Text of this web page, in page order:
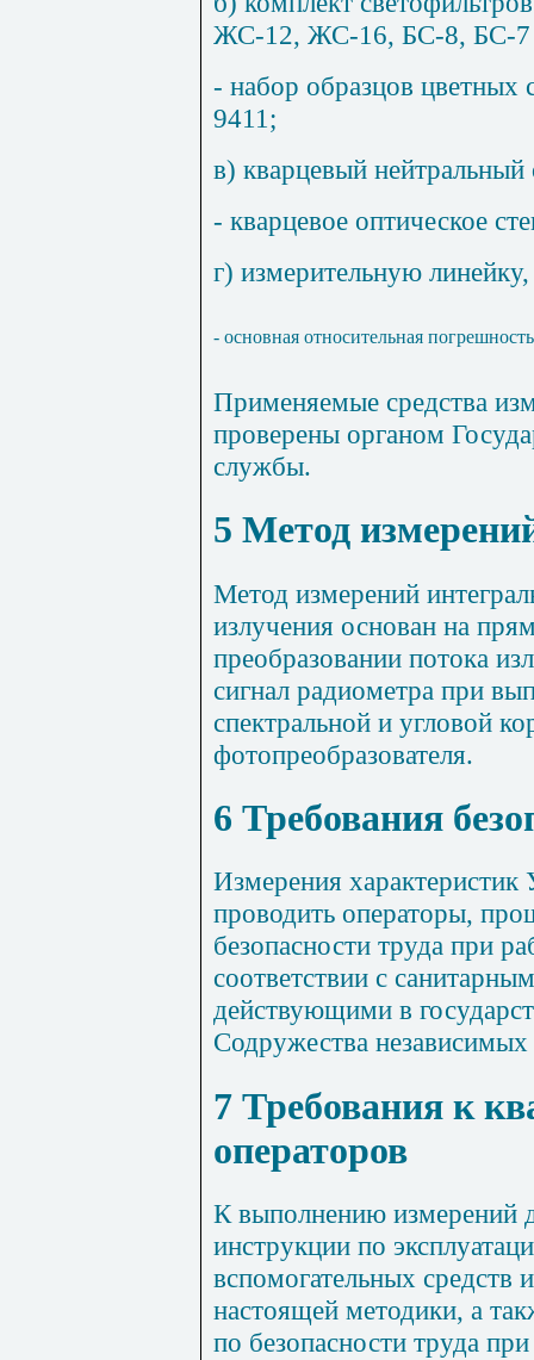
ЖС-12, ЖС-16, БС-8, БС-7
- набор образцов цветных
9411;
в) кварцевый
- кварцевое оптическое
г) измерительную
- основная относительная
Применяемые средства
проверены органом
службы.
5 Метод
Метод измерений
излучения основан на
преобразовании потока
сигнал радиометра при
спектральной и угловой
фотопреобразователя.
6 Требования
Измерения
проводить операторы,
безопасности труда при
соответствии с
действующими в
Содружества независимых
7 Требования к
операторов
К выполнению измерений
инструкции по
вспомогательных средств
настоящей методики, а
по безопасности труда